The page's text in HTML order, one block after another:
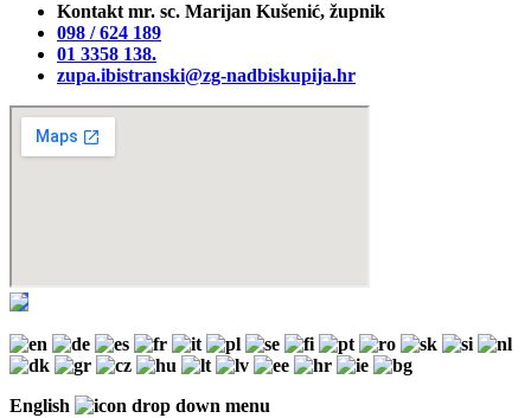
Kontakt mr. sc. Marijan Kušenić, župnik
098 / 624 189
01 3358 138‬.
zupa.ibistranski@zg-nadbiskupija.hr
English